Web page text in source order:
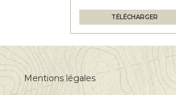
TÉLÉCHARGER
Mentions légales